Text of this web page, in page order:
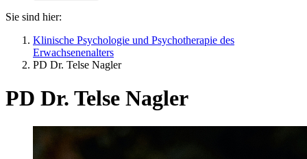
Sie sind hier:
Klinische Psychologie und Psychotherapie des
Erwachsenenalters
PD Dr. Telse Nagler
PD Dr. Telse Nagler